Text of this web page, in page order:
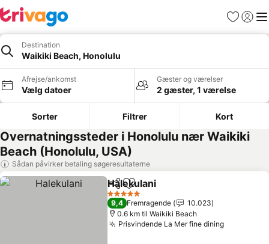
Favoritter
Log ind
Destination
Waikiki Beach, Honolulu
Afrejse/ankomst
Vælg datoer
Gæster og værelser
2 gæster, 1 værelse
Sorter Filtrer Kort
Overnatningssteder i Honolulu nær Waikiki
Beach (Honolulu, USA)
Sådan påvirker betaling søgeresultaterne
Del Føj til favoritter
Halekulani
5 Stjerner
9,4 Fremragende
10.023
0.6 km til Waikiki Beach
Prisvindende La Mer fine dining